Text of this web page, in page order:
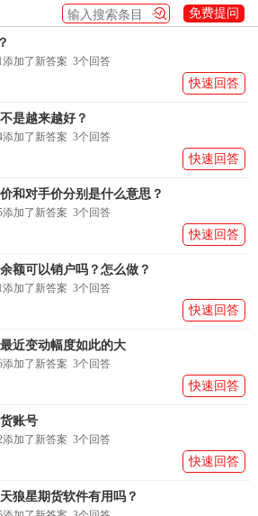
提问与回答 免费提问
添加了新答案 3个回答
快速回答
是越来越好？
添加了新答案 3个回答
快速回答
和对手价分别是什么意思？
添加了新答案 3个回答
快速回答
额可以销户吗？怎么做？
添加了新答案 3个回答
快速回答
近变动幅度如此的大
添加了新答案 3个回答
快速回答
账号
添加了新答案 3个回答
快速回答
狼星期货软件有用吗？
微信公众号